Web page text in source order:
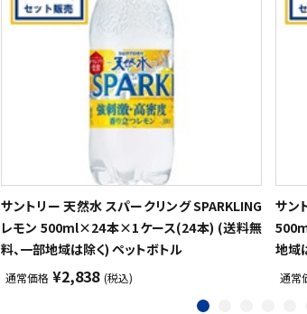
サントリー 天然水 スパークリング SPARKLING
レモン 500ml×24本×1ケース(24本) (送料無
料、一部地域は除く) ペットボトル
通常価格 ¥2,838 (税込)
サン
地域
通常